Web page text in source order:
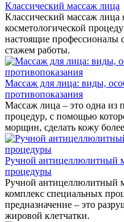
Классический массаж лица
Классический массаж лица
косметологической
настоящие профессионалы
стажем работы.
Массаж для лица: виды,
противопоказания
Массаж лица – это одна из
процедур, с помощью
морщин, сделать кожу
Ручной антицеллюлитный
процедуры
Ручной антицеллюлитный
комплекс специальных
предназначение – это
жировой клетчатки.